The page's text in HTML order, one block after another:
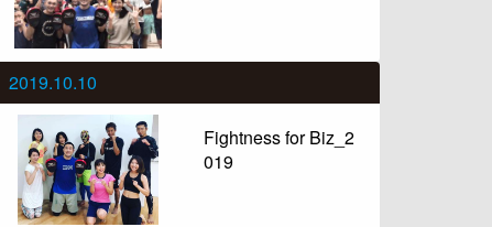
2019.10.10
Fightness for Biz_2
019